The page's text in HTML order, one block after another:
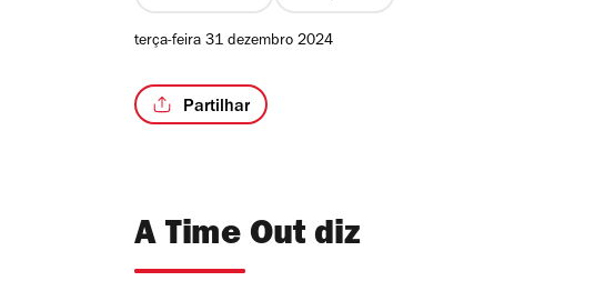
terça-feira 31 dezembro 2024
Partilhar
A Time Out diz